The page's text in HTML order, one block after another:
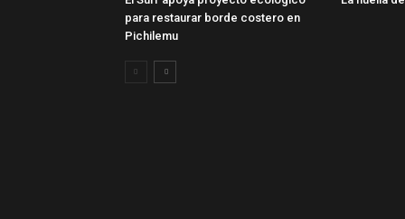
para restaurar borde costero en
Pichilemu